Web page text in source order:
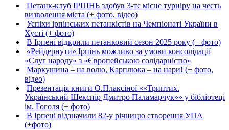
Петанк-клуб ІРПІНЬ здобув 3-тє місце турніру на честь
визволення міста (+ фото, відео)
Успіхи ірпінських петанкістів на Чемпіонаті України в
Хусті (+ фото)
В Ірпені відкрили петанковий сезон 2025 року ( +фото)
«Рейдернути» Ірпінь можливо за умови консолідації
«Слуг народу» з «Європейською солідарністю»
Маркушина – на волю, Карплюка – на нари! (+ фото,
відео)
Презентація книги О.Плаксіної ««Триптих.
Український Шекспір Дмитро Паламарчук»» у бібліотеці
ім. Гоголя (+ фото)
В Ірпені відзначили 82-у річницю створення УПА
(+фото)